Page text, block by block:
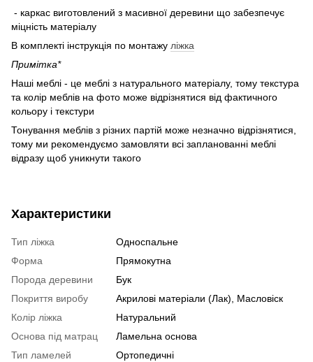
- каркас виготовлений з масивної деревини що забезпечує
міцність матеріалу
В комплекті інструкція по монтажу ліжка
Примітка*
Наші меблі - це меблі з натурального матеріалу, тому текстура
та колір меблів на фото може відрізнятися від фактичного
кольору і текстури
Тонування меблів з різних партій може незначно відрізнятися,
тому ми рекомендуємо замовляти всі запланованні меблі
відразу щоб уникнути такого
Характеристики
Тип ліжка
Односпальне
Форма
Прямокутна
Порода деревини
Бук
Покриття виробу
Акрилові матеріали (Лак), Масловіск
Колір ліжка
Натуральний
Основа під матрац
Ламельна основа
Тип ламелей
Ортопедичні